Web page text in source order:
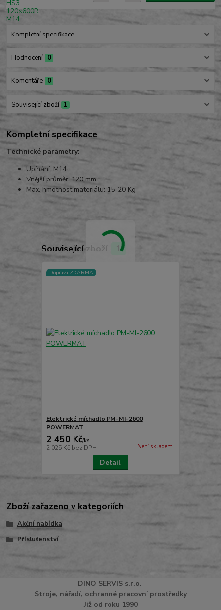
Kompletní specifikace
Hodnocení 0
Komentáře 0
Související zboží 1
Kompletní specifikace
Technické parametry:
Upínání: M14
Vnější průměr: 120 mm
Max. hmotnost materiálu: 15-20 Kg
Související zboží 1
Doprava ZDARMA
Elektrické míchadlo PM-MI-2600
POWERMAT
2 450 Kč/ks
2 025 Kč bez DPH Není skladem
Detail
Zboží zařazeno v kategoriích
Akční nabídka
Příslušenství
DINO SERVISs.r.o.
Stroje, nářadí, ochranné pracovní prostředky
Již od roku 1990